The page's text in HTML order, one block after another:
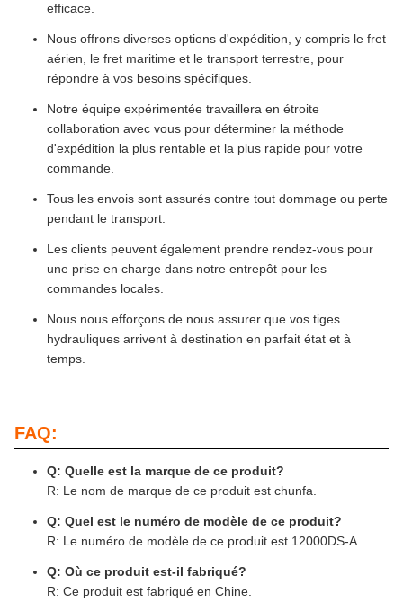
efficace.
Nous offrons diverses options d'expédition, y compris le fret
aérien, le fret maritime et le transport terrestre, pour
répondre à vos besoins spécifiques.
Notre équipe expérimentée travaillera en étroite
collaboration avec vous pour déterminer la méthode
d'expédition la plus rentable et la plus rapide pour votre
commande.
Tous les envois sont assurés contre tout dommage ou perte
pendant le transport.
Les clients peuvent également prendre rendez-vous pour
une prise en charge dans notre entrepôt pour les
commandes locales.
Nous nous efforçons de nous assurer que vos tiges
hydrauliques arrivent à destination en parfait état et à
temps.
FAQ:
Q: Quelle est la marque de ce produit?
R: Le nom de marque de ce produit est chunfa.
Q: Quel est le numéro de modèle de ce produit?
R: Le numéro de modèle de ce produit est 12000DS-A.
Q: Où ce produit est-il fabriqué?
R: Ce produit est fabriqué en Chine.